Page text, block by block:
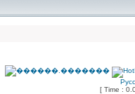
[ Time :